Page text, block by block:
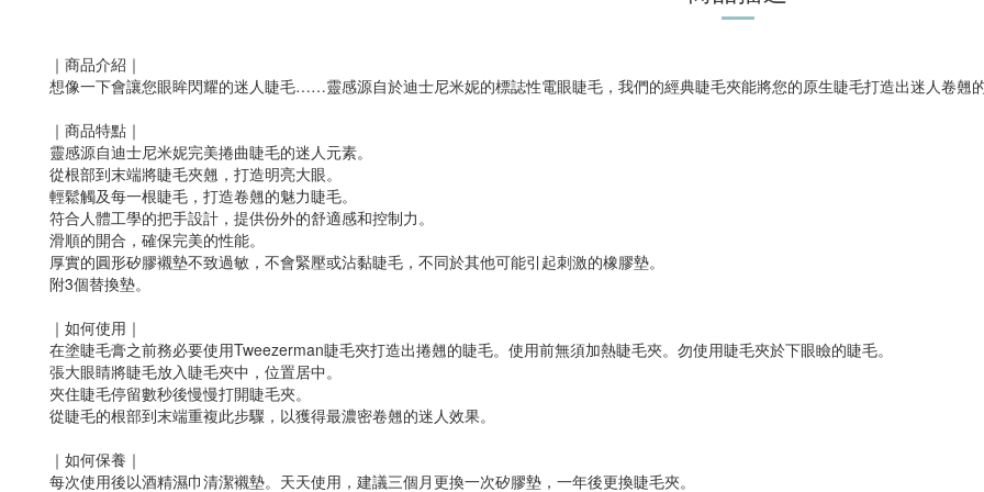
｜商品介紹｜
想像一下會讓您眼眸閃耀的迷人睫毛……靈感源自於迪士尼米妮的標誌性電眼睫毛，我們的經典睫毛夾能將您的原生睫毛打造出迷人卷翹的
｜商品特點｜
靈感源自迪士尼米妮完美捲曲睫毛的迷人元素。
從根部到末端將睫毛夾翹，打造明亮大眼。
輕鬆觸及每一根睫毛，打造卷翹的魅力睫毛。
符合人體工學的把手設計，提供份外的舒適感和控制力。
滑順的開合，確保完美的性能。
厚實的圓形矽膠襯墊不致過敏，不會緊壓或沾黏睫毛，不同於其他可能引起刺激的橡膠墊。
附3個替換墊。
｜如何使用｜
在塗睫毛膏之前務必要使用Tweezerman睫毛夾打造出捲翹的睫毛。使用前無須加熱睫毛夾。勿使用睫毛夾於下眼瞼的睫毛。
張大眼睛將睫毛放入睫毛夾中，位置居中。
夾住睫毛停留數秒後慢慢打開睫毛夾。
從睫毛的根部到末端重複此步驟，以獲得最濃密卷翹的迷人效果。
｜如何保養｜
每次使用後以酒精濕巾清潔襯墊。天天使用，建議三個月更換一次矽膠墊，一年後更換睫毛夾。